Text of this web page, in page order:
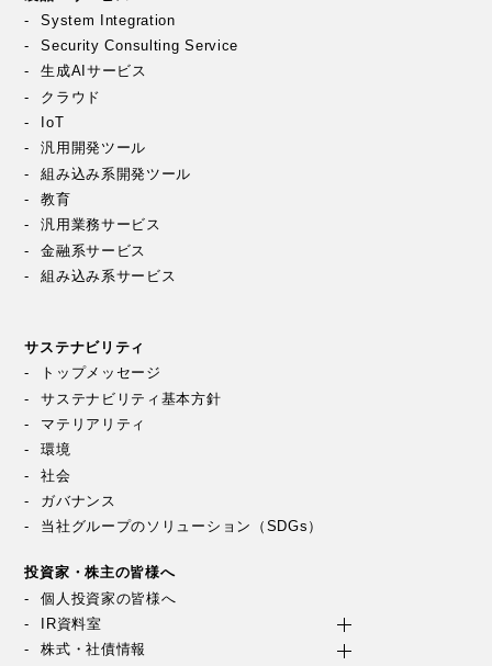
System Integration
Security Consulting Service
生成AIサービス
クラウド
IoT
汎用開発ツール
組み込み系開発ツール
教育
汎用業務サービス
金融系サービス
組み込み系サービス
サステナビリティ
トップメッセージ
サステナビリティ基本方針
マテリアリティ
環境
社会
ガバナンス
当社グループのソリューション（SDGs）
投資家・株主の皆様へ
個人投資家の皆様へ
IR資料室
株式・社債情報